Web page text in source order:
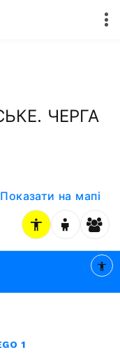
ЧЕРГА
Показати на мапі
1